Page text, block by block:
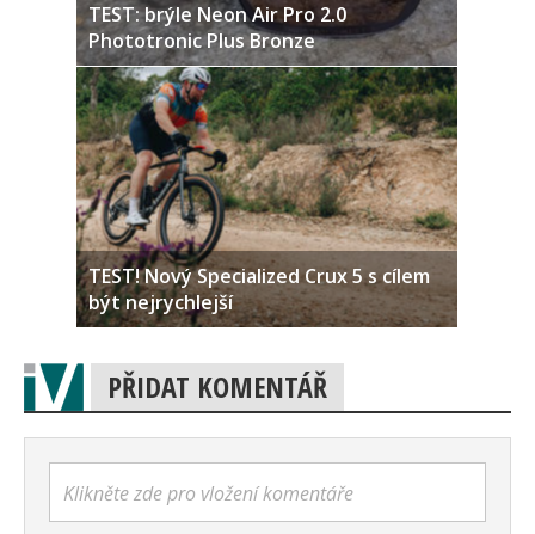
TEST: brýle Neon Air Pro 2.0
Phototronic Plus Bronze
TEST! Nový Specialized Crux 5 s cílem
být nejrychlejší
PŘIDAT KOMENTÁŘ
Klikněte zde pro vložení komentáře